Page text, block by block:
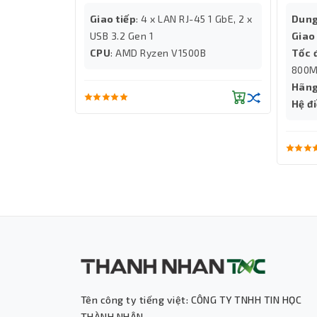
Bảo mật và Quản lý Quyền Truy Cập
Synology DS224+ cung cấp các tính
soát người nào có quyền truy cập và thực
Giao tiếp: 4 x LAN RJ-45 1 GbE, 2 x
USB 3.2 Gen 1
CPU: AMD Ryzen V1500B
Tốc
Hệ
Tên công ty tiếng việt: CÔNG TY TNHH TIN HỌC